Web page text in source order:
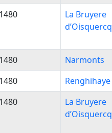
1480
La Bruyere
d’Oisquercq
1480 Narmonts
1480 Renghihaye
1480
La Bruyere
d’Oisquercq